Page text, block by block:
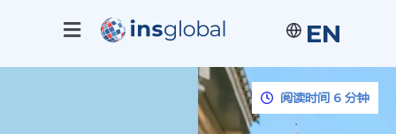
EN
阅读时间 6 分钟